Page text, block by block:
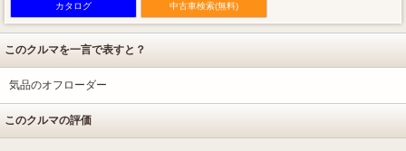
カタログ 中古車検索(無料)
このクルマを一言で表すと？
気品のオフローダー
このクルマの評価